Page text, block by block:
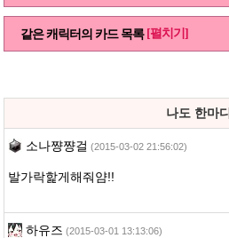
같은 캐릭터의 카드 목록 [펼치기]
나도 한마디
소나쨩쨩걸 (2015-03-02 21:56:02)
발가락핥게해줘얌!!
하유즈 (2015-03-01 13:13:06)